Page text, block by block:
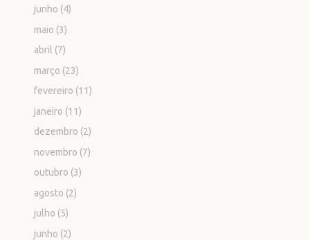
junho (4)
maio (3)
abril (7)
março (23)
fevereiro (11)
janeiro (11)
dezembro (2)
novembro (7)
outubro (3)
agosto (2)
julho (5)
junho (2)